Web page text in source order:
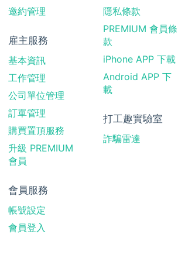
邀約管理
雇主服務
基本資訊
工作管理
公司單位管理
訂單管理
購買置頂服務
升級 PREMIUM
會員
會員服務
帳號設定
會員登入
隱私條款
PREMIUM 會員條
款
iPhone APP 下載
Android APP 下
載
打工趣實驗室
詐騙雷達